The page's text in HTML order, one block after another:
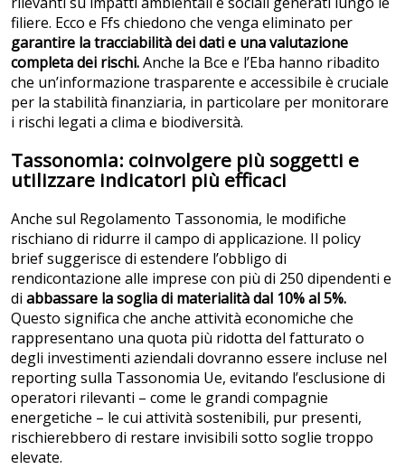
filiere. Ecco e Ffs chiedono che venga eliminato per
garantire la tracciabilità dei dati e una valutazione
completa dei rischi.Anche la Bce e l’Eba hanno ribadito
che un’informazione trasparente e accessibile è cruciale
per la stabilità finanziaria, in particolare per monitorare
i rischi legati a clima e biodiversità.
Tassonomia: coinvolgere più soggetti e
utilizzare indicatori più efficaci
Anche sul Regolamento Tassonomia, le modifiche
rischiano di ridurre il campo di applicazione. Il policy
brief suggerisce di estendere l’obbligo di
rendicontazione alle imprese con più di 250 dipendenti e
di abbassare la soglia di materialità dal 10% al 5%.
Questo significa che anche attività economiche che
rappresentano una quota più ridotta del fatturato o
degli investimenti aziendali dovranno essere incluse nel
reporting sulla Tassonomia Ue, evitando l’esclusione di
operatori rilevanti – come le grandi compagnie
energetiche – le cui attività sostenibili, pur presenti,
rischierebbero di restare invisibili sotto soglie troppo
elevate.